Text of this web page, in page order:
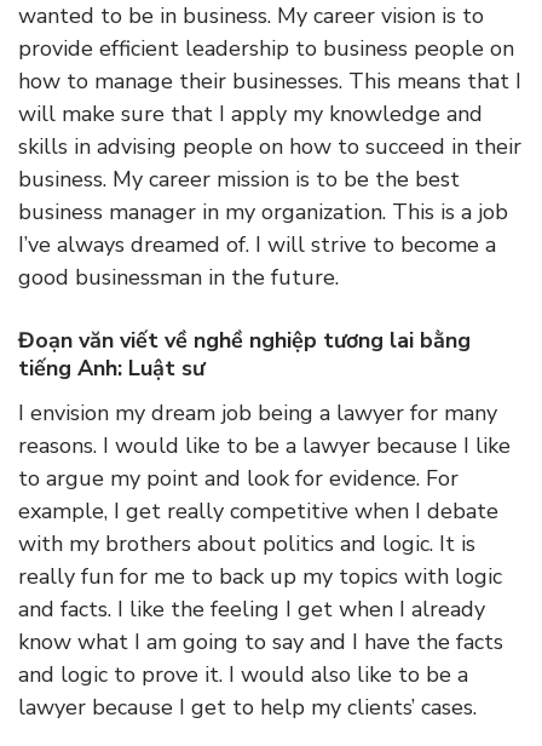
wanted to be in business. My career vision is to
provide efficient leadership to business people on
how to manage their businesses. This means that I
will make sure that I apply my knowledge and
skills in advising people on how to succeed in their
business. My career mission is to be the best
business manager in my organization. This is a job
I’ve always dreamed of. I will strive to become a
good businessman in the future.
Đoạn văn viết về nghề nghiệp tương lai bằng
tiếng Anh: Luật sư
I envision my dream job being a lawyer for many
reasons. I would like to be a lawyer because I like
to argue my point and look for evidence. For
example, I get really competitive when I debate
with my brothers about politics and logic. It is
really fun for me to back up my topics with logic
and facts. I like the feeling I get when I already
know what I am going to say and I have the facts
and logic to prove it. I would also like to be a
lawyer because I get to help my clients’ cases.